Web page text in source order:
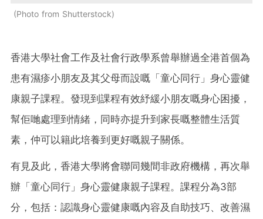
Photo from Shutterstock
香港大學社會工作及社會行政學系曾舉辦過全港首個為
患有濕疹小朋友及其父母而設嘅「童心同行」身心靈健
康親子課程。發現到課程有效紓緩小朋友嘅身心困擾，
幫佢哋處理到情緒，同時亦提升到家長嘅整體生活質
素，仲可以籍此培養到更好嘅親子關係。
有見及此，香港大學將會聯同幾間非政府機構，再次舉
辦「童心同行」身心靈健康親子課程。課程分為3部
分，包括：認識身心靈健康嘅內容及自助技巧、改善濕